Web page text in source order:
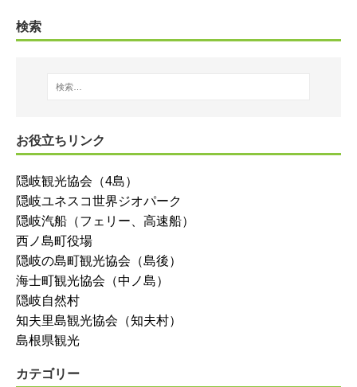
検索
お役立ちリンク
隠岐観光協会（4島）
隠岐ユネスコ世界ジオパーク
隠岐汽船（フェリー、高速船）
西ノ島町役場
隠岐の島町観光協会（島後）
海士町観光協会（中ノ島）
隠岐自然村
知夫里島観光協会（知夫村）
島根県観光
カテゴリー